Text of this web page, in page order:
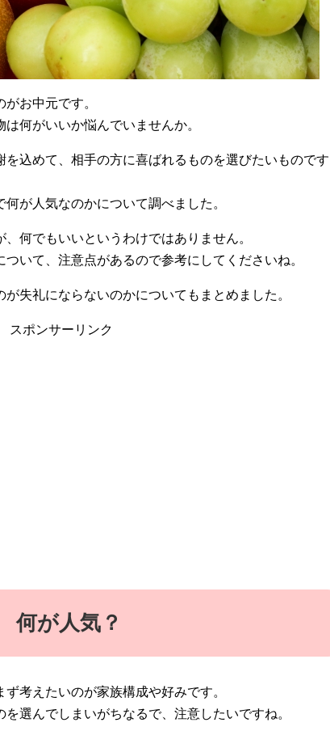
お中元です。
何がいいか悩んでいませんか。
込めて、相手の方に喜ばれるものを選びたいものです
が人気なのかについて調べました。
何でもいいというわけではありません。
いて、注意点があるので参考にしてくださいね。
失礼にならないのかについてもまとめました。
スポンサーリンク
何が人気？
考えたいのが家族構成や好みです。
選んでしまいがちなるで、注意したいですね。